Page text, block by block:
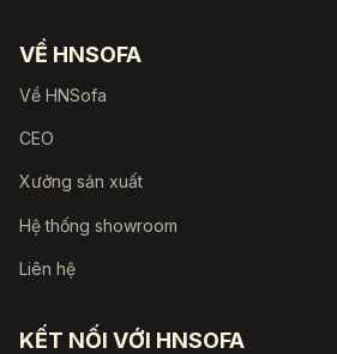
VỀ HNSOFA
Về HNSofa
CEO
Xưởng sản xuất
Hệ thống showroom
Liên hệ
KẾT NỐI VỚI HNSOFA